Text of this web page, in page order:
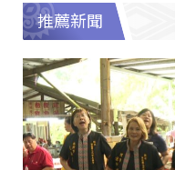
推薦新聞